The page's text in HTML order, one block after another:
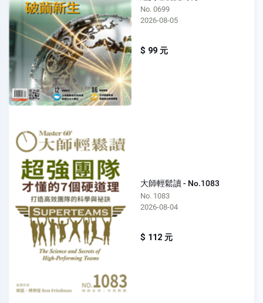
No. 0699
2026-08-05
$ 99 元
大師輕鬆讀 - No.1083
No. 1083
2026-08-04
$ 112 元